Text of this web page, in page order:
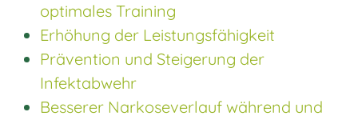
optimales Training
Erhöhung der Leistungsfähigkeit
Prävention und Steigerung der
Infektabwehr
Besserer Narkoseverlauf während und